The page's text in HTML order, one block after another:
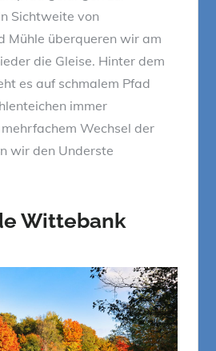
Sichtweite von
Mühle überqueren wir am
die Gleise. Hinter dem
es auf schmalem Pfad
immer
Wechsel der
wir den Underste
Wittebank